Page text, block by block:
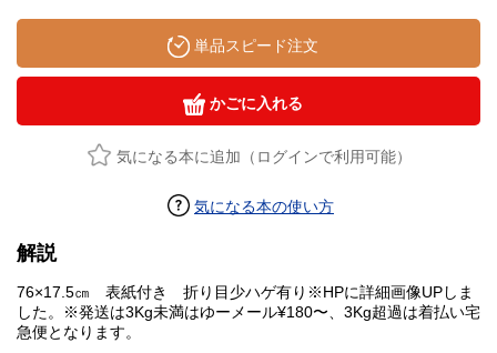
単品スピード注文
かごに入れる
気になる本に追加（ログインで利用可能）
気になる本の使い方
解説
76×17.5㎝ 表紙付き 折り目少ハゲ有り※HPに詳細画像UPしま
した。※発送は3Kg未満はゆーメール¥180〜、3Kg超過は着払い宅
急便となります。